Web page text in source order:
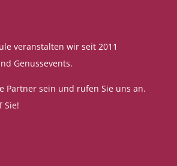
veranstalten wir seit 2011
Genussevents.
Partner sein und rufen Sie uns an.
Sie!